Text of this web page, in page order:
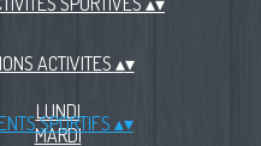
ACTIVITES ▴▾
LUNDI
MARDI
SPORTIFS ▴▾